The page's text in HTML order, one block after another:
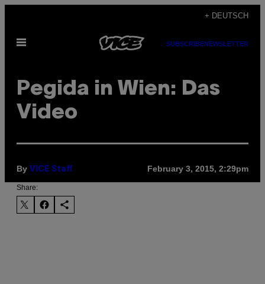
content
+ DEUTSCH
Open
SUBSCRIBENEWSLETTER
Pegida in Wien: Das
Video
By VICE Staff February 3, 2015, 2:29pm
Share: